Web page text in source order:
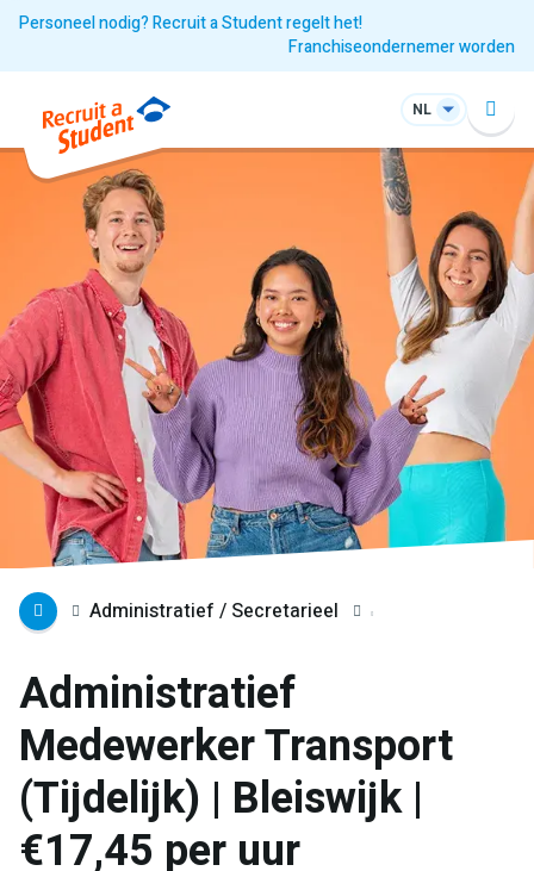
Personeel nodig? Recruit a Student regelt het!
Franchiseondernemer worden
NL
Administratief / Secretarieel
Administratief
Medewerker Transport
(Tijdelijk) | Bleiswijk |
€17,45 per uur